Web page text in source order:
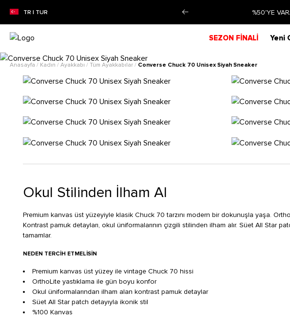
TR | TUR
SEZON İNDİRİMİ! Siparişin 1-
SEZON FİNALİ Yeni
Anasayfa / Kadın / Ayakkabı / Tüm Ayakkabılar / Converse Chuck 70 Unisex Siyah Sneaker
Okul Stilinden İlham Al
Premium kanvas üst yüzeyiyle klasik Chuck 70 tarzını modern bir dokunuşla yaşa.
Kontrast pamuk detayları, okul üniformalarının çizgili stilinden ilham alır. Süet All Star
tamamlar.
NEDEN TERCIH ETMELISIN
Premium kanvas üst yüzey ile vintage Chuck 70 hissi
OrthoLite yastıklama ile gün boyu konfor
Okul üniformalarından ilham alan kontrast pamuk detaylar
Süet All Star patch detayıyla ikonik stil
%100 Kanvas